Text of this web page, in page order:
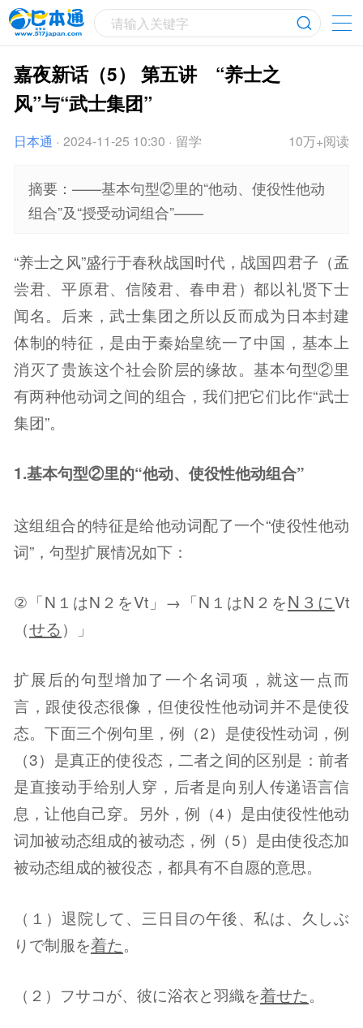
请输入关键字
嘉夜新话（5） 第五讲 “养士之
风”与“武士集团”
日本通 · 2024-11-25 10:30 · 留学 10万+阅读
摘要：——基本句型②里的“他动、使役性他动
组合”及“授受动词组合”——
“养士之风”盛行于春秋战国时代，战国四君子（孟
尝君、平原君、信陵君、春申君）都以礼贤下士
闻名。后来，武士集团之所以反而成为日本封建
体制的特征，是由于秦始皇统一了中国，基本上
消灭了贵族这个社会阶层的缘故。基本句型②里
有两种他动词之间的组合，我们把它们比作“武士
集团”。
1.基本句型②里的“他动、使役性他动组合”
这组组合的特征是给他动词配了一个“使役性他动
词”，句型扩展情况如下：
②「N１はN２をVt」→「N１はN２をN３にVt
（せる）」
扩展后的句型增加了一个名词项，就这一点而
言，跟使役态很像，但使役性他动词并不是使役
态。下面三个例句里，例（2）是使役性动词，例
（3）是真正的使役态，二者之间的区别是：前者
是直接动手给别人穿，后者是向别人传递语言信
息，让他自己穿。另外，例（4）是由使役性他动
词加被动态组成的被动态，例（5）是由使役态加
被动态组成的被役态，都具有不自愿的意思。
（１）退院して、三日目の午後、私は、久しぶ
りで制服を着た。
（２）フサコが、彼に浴衣と羽織を着せた。